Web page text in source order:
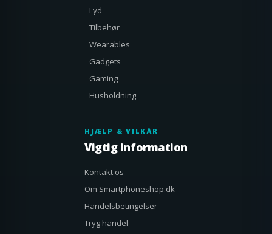
Lyd
Tilbehør
Wearables
Gadgets
Gaming
Husholdning
HJÆLP & VILKÅR
Vigtig information
Kontakt os
Om Smartphoneshop.dk
Handelsbetingelser
Tryg handel